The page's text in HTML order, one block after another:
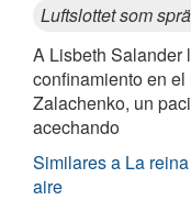
Luftslottet som
A Lisbeth Salander
confinamiento en
Zalachenko, un
acechando
Similares a La
aire